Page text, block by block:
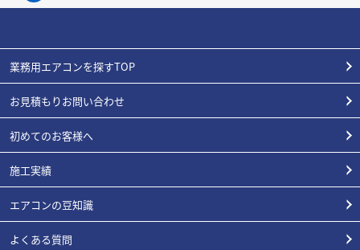
業務用エアコンを探すTOP
お見積もりお問い合わせ
初めてのお客様へ
施工実績
エアコンの豆知識
よくある質問